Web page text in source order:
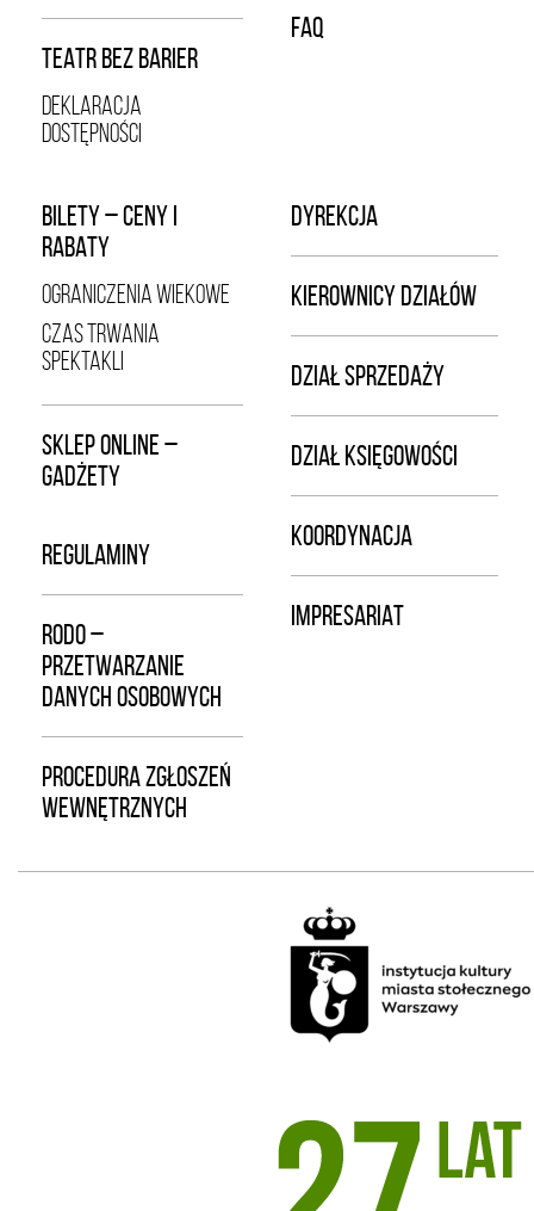
TEATR BEZ BARIER
DEKLARACJA
DOSTĘPNOŚCI
FAQ
BILETY – CENY I
RABATY
OGRANICZENIA WIEKOWE
CZAS TRWANIA
SPEKTAKLI
SKLEP ONLINE –
GADŻETY
REGULAMINY
RODO –
PRZETWARZANIE
DANYCH OSOBOWYCH
PROCEDURA ZGŁOSZEŃ
WEWNĘTRZNYCH
DYREKCJA
KIEROWNICY DZIAŁÓW
DZIAŁ SPRZEDAŻY
DZIAŁ KSIĘGOWOŚCI
KOORDYNACJA
IMPRESARIAT